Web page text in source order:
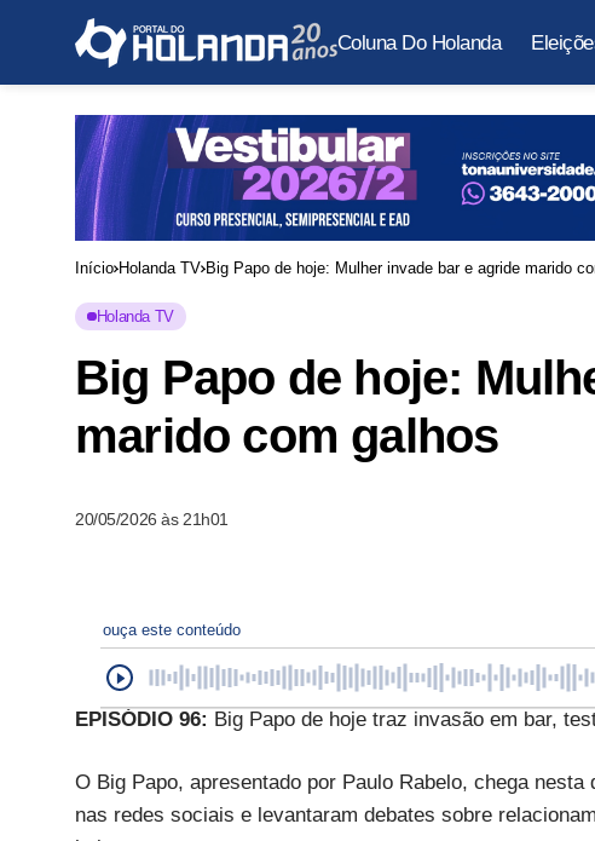
Coluna Do Holanda
Início Holanda TV Big Papo de hoje: Mulher invade bar e agride marido
Holanda TV
Big Papo de hoje:
marido com galhos
20/05/2026 às 21h01
ouça este conteúdo
EPISÓDIO 96: Big Papo de hoje traz invasão em bar,
O Big Papo, apresentado por Paulo Rabelo, chega
nas redes sociais e levantaram debates sobre